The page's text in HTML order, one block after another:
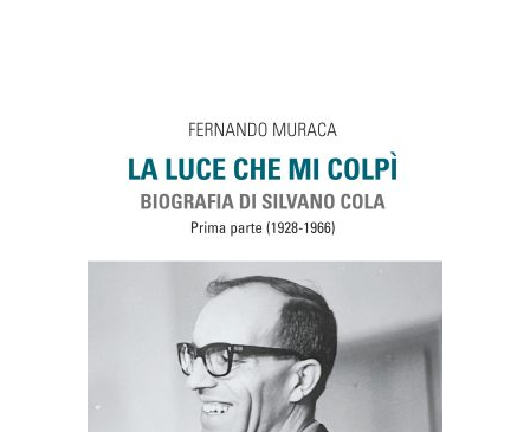
AGGIUNGI AL CARRELLO